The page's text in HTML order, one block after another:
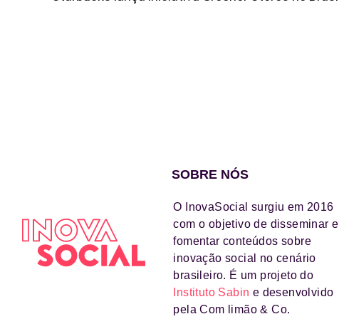
SOBRE NÓS
O InovaSocial surgiu em 2016
com o objetivo de disseminar e
fomentar conteúdos sobre
inovação social no cenário
brasileiro. É um projeto do
Instituto Sabin e desenvolvido
pela Com limão & Co.